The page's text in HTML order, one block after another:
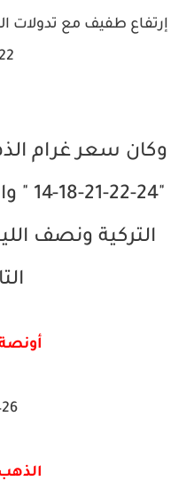
وكان سعر غرام
"24-
التركية ونصف
الذهب